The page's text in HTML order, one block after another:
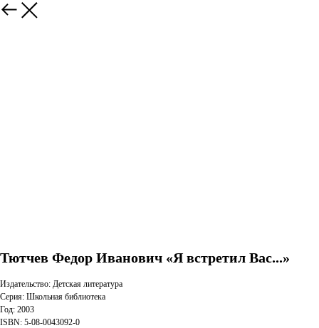
Тютчев Федор Иванович «Я встретил Вас...»
Издательство: Детская литература
Серия: Школьная библиотека
Год: 2003
ISBN: 5-08-0043092-0